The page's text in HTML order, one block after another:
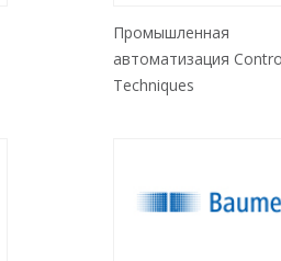
Промышленная
автоматизация
Techniques